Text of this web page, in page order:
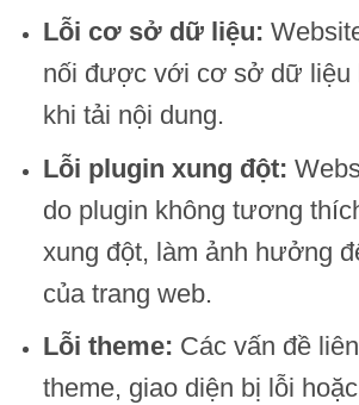
Lỗi cơ sở dữ liệu:
nối được với cơ sở dữ liệu
khi tải nội dung.
Lỗi plugin xung đột:
do plugin không tương
xung đột, làm ảnh hưởng
của trang web.
Lỗi theme: Các vấn đề
theme, giao diện bị lỗi